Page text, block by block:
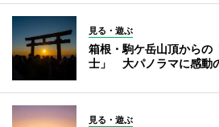
見る・遊ぶ
箱根・駒ケ岳山頂からの
士」 大パノラマに感動
見る・遊ぶ